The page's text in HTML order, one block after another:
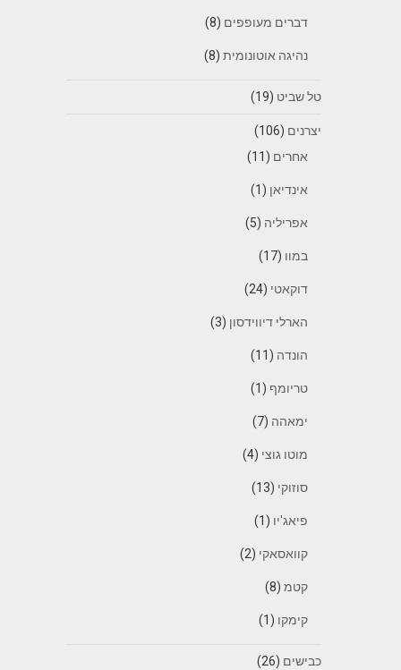
דברים מעופפים (8)
נהיגה אוטונומית(8)
טל שביט (19)
יצרנים (106)
אחרים (11)
אינדיאן (1)
אפריליה (5)
במוו (17)
דוקאטי (24)
הארלי דיווידסון (3)
הונדה (11)
טריומף (1)
ימאהה (7)
מוטו גוצי (4)
סוזוקי (13)
פיאג'יו (1)
קוואסאקי (2)
קטמ(8)
קימקו (1)
כבישים (26)